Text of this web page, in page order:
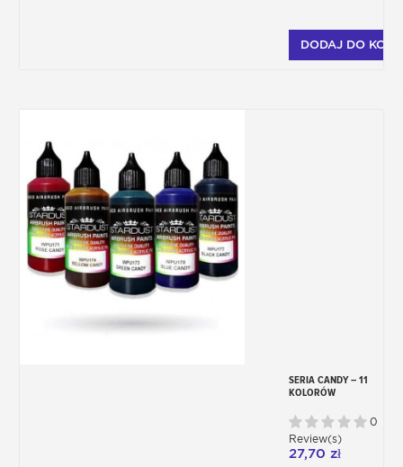
DODAJ DO
SERIA CANDY – 11
KOLORÓW
AKRYLOWO – PU
DO AEROGRAFÓW
0
Review(s)
27,70 zł